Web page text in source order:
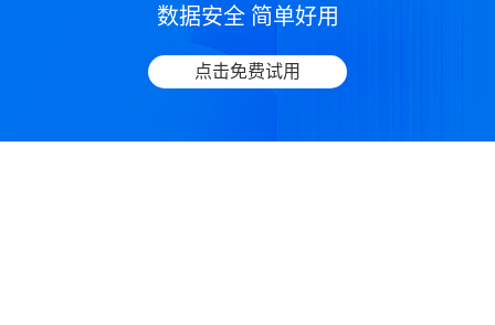
数据安全 简单好用
点击免费试用